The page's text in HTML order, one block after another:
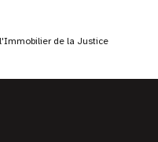
de la Justice